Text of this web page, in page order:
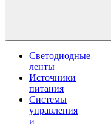
Светодиодные
ленты
Источники
питания
Системы
управления
и